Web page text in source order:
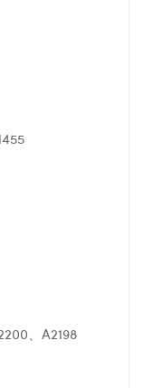
、A2198